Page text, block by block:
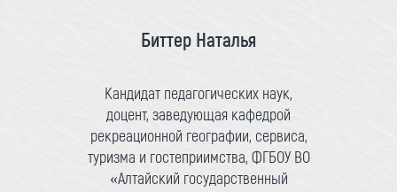
Биттер Наталья
Кандидат педагогических наук,
доцент, заведующая кафедрой
рекреационной географии, сервиса,
туризма и гостеприимства, ФГБОУ ВО
«Алтайский государственный